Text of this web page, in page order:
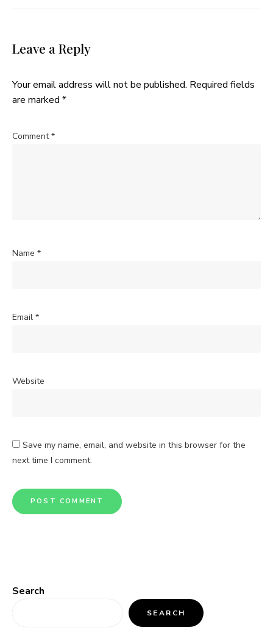
Leave a Reply
Your email address will not be published. Required fields
are marked *
Comment*
Name *
Email *
Website
Save my name, email, and website in this browser for the
next time I comment.
Search
SEARCH